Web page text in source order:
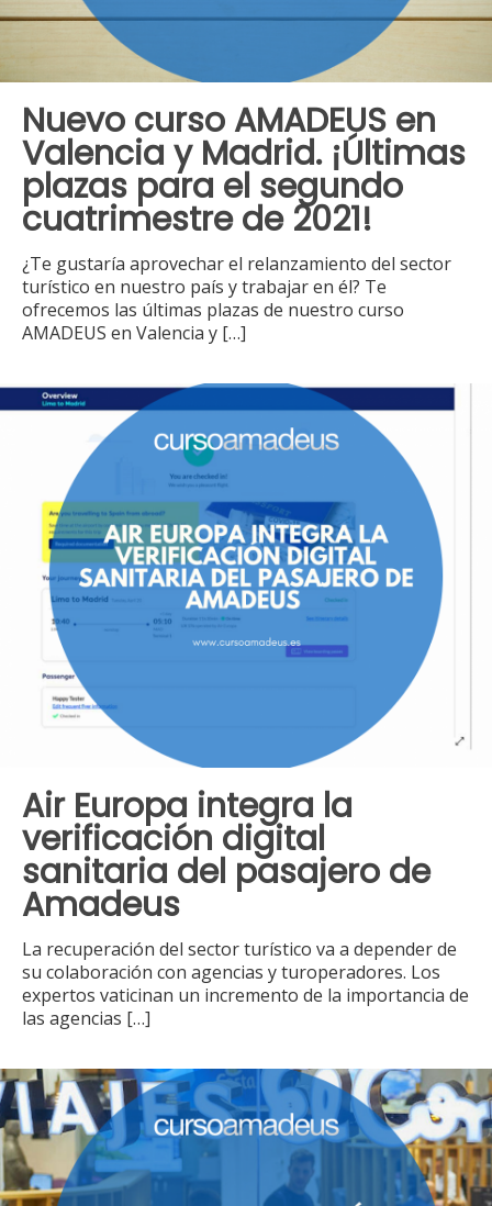
Nuevo curso AMADEUS en
Valencia y Madrid. ¡Últimas
plazas para el segundo
cuatrimestre de 2021!
¿Te gustaría aprovechar el relanzamiento del sector
turístico en nuestro país y trabajar en él? Te
ofrecemos las últimas plazas de nuestro curso
AMADEUS en Valencia y […]
Air Europa integra la
verificación digital
sanitaria del pasajero de
Amadeus
La recuperación del sector turístico va a depender de
su colaboración con agencias y turoperadores. Los
expertos vaticinan un incremento de la importancia de
las agencias […]